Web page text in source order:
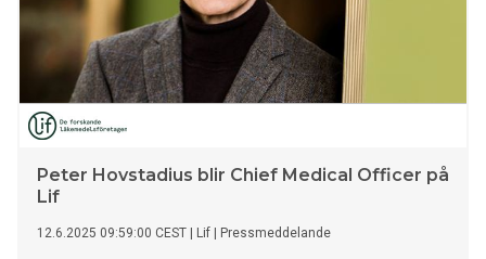
Peter Hovstadius blir Chief Medical Officer på
Lif
12.6.2025 09:59:00 CEST Lif Pressmeddelande